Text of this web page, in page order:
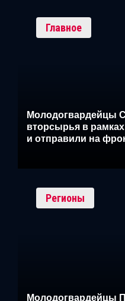
Главное
Молодогвардейцы
вторсырья в
и отправили на
Регионы
Молодогвардейцы